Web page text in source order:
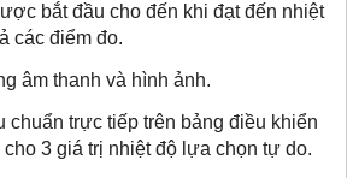
bắt đầu cho đến khi đạt đến nhiệt
các điểm đo.
âm thanh và hình ảnh.
trực tiếp trên bảng điều khiển
3 giá trị nhiệt độ lựa chọn tự do.